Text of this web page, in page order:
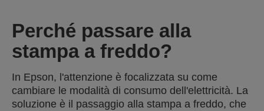
Perché passare alla
stampa a freddo?
In Epson, l'attenzione è focalizzata su come
cambiare le modalità di consumo dell'elettricità. La
soluzione è il passaggio alla stampa a freddo, che